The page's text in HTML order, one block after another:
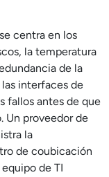
centra en los
la temperatura
de la
interfaces de
fallos antes de que
Un proveedor de
la
de coubicación
de TI